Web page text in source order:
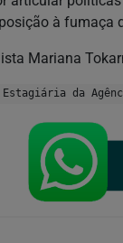
à fumaça
Mariana
da